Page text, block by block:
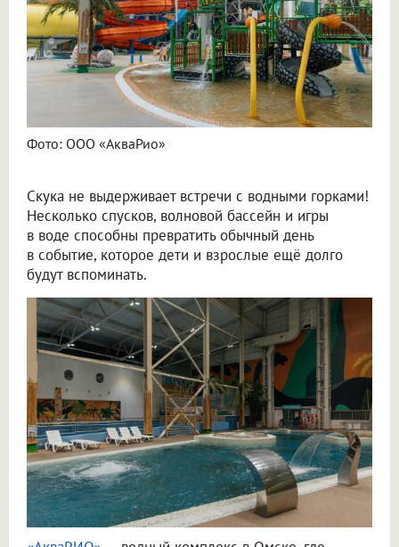
Фото: ООО «АкваРио»
Скука не выдерживает встречи с водными горками!
Несколько спусков, волновой бассейн и игры
в воде способны превратить обычный день
в событие, которое дети и взрослые ещё долго
будут вспоминать.